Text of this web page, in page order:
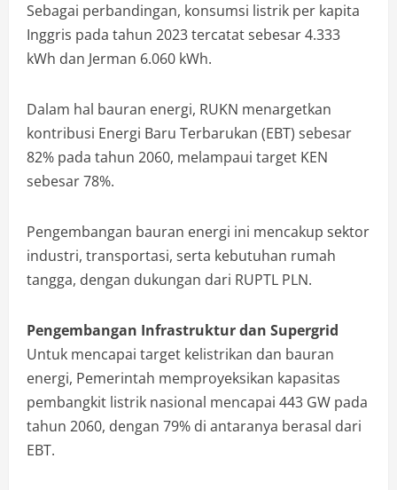
Sebagai perbandingan, konsumsi listrik per kapita
Inggris pada tahun 2023 tercatat sebesar 4.333
kWh dan Jerman 6.060 kWh.
Dalam hal bauran energi, RUKN menargetkan
kontribusi Energi Baru Terbarukan (EBT) sebesar
82% pada tahun 2060, melampaui target KEN
sebesar 78%.
Pengembangan bauran energi ini mencakup sektor
industri, transportasi, serta kebutuhan rumah
tangga, dengan dukungan dari RUPTL PLN.
Pengembangan Infrastruktur dan Supergrid
Untuk mencapai target kelistrikan dan bauran
energi, Pemerintah memproyeksikan kapasitas
pembangkit listrik nasional mencapai 443 GW pada
tahun 2060, dengan 79% di antaranya berasal dari
EBT.